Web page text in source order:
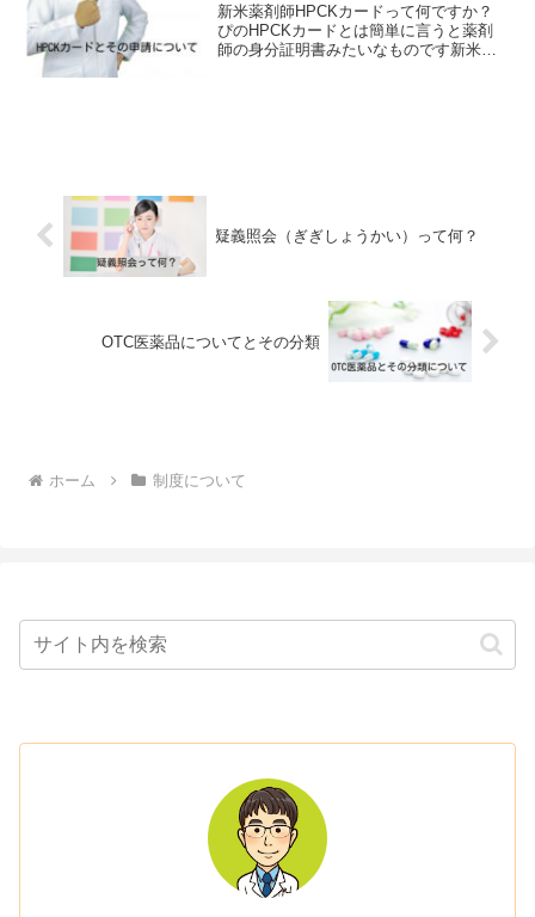
新米薬剤師HPCKカードって何ですか？
ぴのHPCKカードとは簡単に言うと薬剤
師の身分証明書みたいなものです新米薬
疑義照会（ぎぎしょうかい）って何？
OTC医薬品についてとその分類
ホーム 制度について